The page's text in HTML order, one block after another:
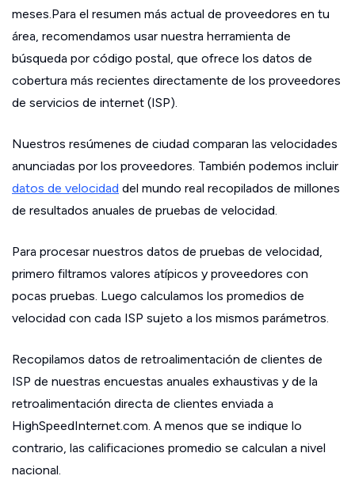
meses.Para el resumen más actual de proveedores en tu
área, recomendamos usar nuestra herramienta de
búsqueda por código postal, que ofrece los datos de
cobertura más recientes directamente de los proveedores
de servicios de internet (ISP).
Nuestros resúmenes de ciudad comparan las velocidades
anunciadas por los proveedores. También podemos incluir
datos de velocidad del mundo real recopilados de millones
de resultados anuales de pruebas de velocidad.
Para procesar nuestros datos de pruebas de velocidad,
primero filtramos valores atípicos y proveedores con
pocas pruebas. Luego calculamos los promedios de
velocidad con cada ISP sujeto a los mismos parámetros.
Recopilamos datos de retroalimentación de clientes de
ISP de nuestras encuestas anuales exhaustivas y de la
retroalimentación directa de clientes enviada a
HighSpeedInternet.com. A menos que se indique lo
contrario, las calificaciones promedio se calculan a nivel
nacional.